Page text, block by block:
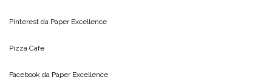
Pinterest da Paper Excellence
Pizza Cafe
Facebook da Paper Excellence